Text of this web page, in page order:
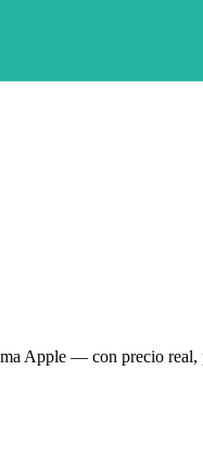
Apple — con precio